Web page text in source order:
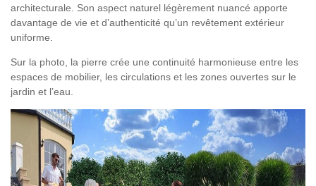
architecturale. Son aspect naturel légèrement nuancé apporte
davantage de vie et d’authenticité qu’un revêtement extérieur
uniforme.
Sur la photo, la pierre crée une continuité harmonieuse entre les
espaces de mobilier, les circulations et les zones ouvertes sur le
jardin et l’eau.